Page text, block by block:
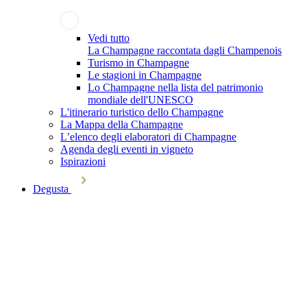
Vedi tutto
La Champagne raccontata dagli Champenois
Turismo in Champagne
Le stagioni in Champagne
Lo Champagne nella lista del patrimonio
mondiale dell'UNESCO
L'itinerario turistico dello Champagne
La Mappa della Champagne
L’elenco degli elaboratori di Champagne
Agenda degli eventi in vigneto
Ispirazioni
Degusta